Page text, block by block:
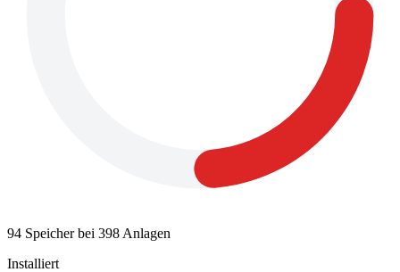
94 Speicher bei 398 Anlagen
Installiert